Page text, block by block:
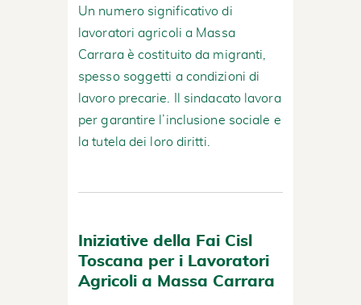
Un numero significativo di
lavoratori agricoli a Massa
Carrara è costituito da migranti,
spesso soggetti a condizioni di
lavoro precarie. Il sindacato lavora
per garantire l’inclusione sociale e
la tutela dei loro diritti.
Iniziative della Fai Cisl
Toscana per i Lavoratori
Agricoli a Massa Carrara